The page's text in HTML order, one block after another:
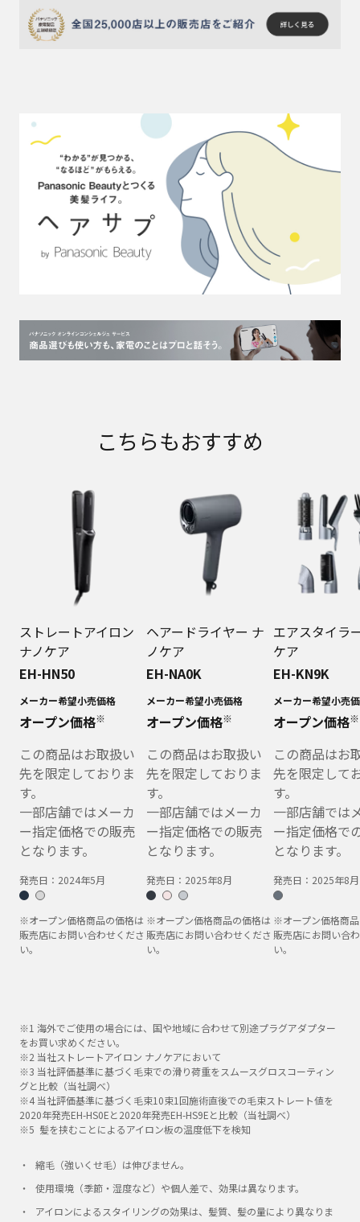
こちらもおすすめ
ストレートアイロン
ナノケア
EH-HN50
メーカー希望小売価格
オープン価格※
この商品はお取扱い
先を限定しておりま
す。
一部店舗ではメーカ
ー指定価格での販売
となります。
発売日： 2024年5月
※オープン価格商品の価格は
販売店にお問い合わせくださ
い。
ヘアードライヤー ナ
ノケア
EH-NA0K
メーカー希望小売価格
オープン価格※
この商品はお取扱い
先を限定しておりま
す。
一部店舗ではメーカ
ー指定価格での販売
となります。
発売日： 2025年8月
※オープン価格商品の価格は
販売店にお問い合わせくださ
い。
エアスタイラ
ケア
EH-KN9K
メーカー希望小売
オープン価格※
この商品はお
先を限定して
す。
一部店舗では
ー指定価格で
となります。
発売日： 2025年8月
※オープン価格商
販売店にお問い合
い。
※1 海外でご使用の場合には、国や地域に合わせて別途プラグアダプター
をお買い求めください。
※2 当社ストレートアイロン ナノケアにおいて
※3 当社評価基準に基づく毛束での滑り荷重をスムースグロスコーティン
グと比較（当社調べ）
※4 当社評価基準に基づく毛束10束1回施術直後での毛束ストレート値を
2020年発売EH-HS0Eと2020年発売EH-HS9Eと比較（当社調べ）
※5 髪を挟むことによるアイロン板の温度低下を検知
縮毛（強いくせ毛）は伸びません。
使用環境（季節・湿度など）や個人差で、効果は異なります。
アイロンによるスタイリングの効果は、髪質、髪の量により異なりま